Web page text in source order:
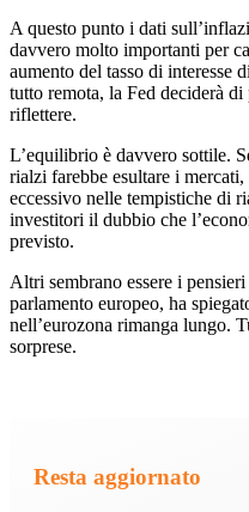
A questo punto i dati
davvero molto importanti per
aumento del tasso di interesse
tutto remota, la Fed deciderà
riflettere.
L’equilibrio è davvero sottile.
rialzi farebbe esultare i
eccessivo nelle tempistiche di
investitori il dubbio che
previsto.
Altri sembrano essere i
parlamento europeo, ha
nell’eurozona rimanga lungo.
sorprese.
Resta aggiornato